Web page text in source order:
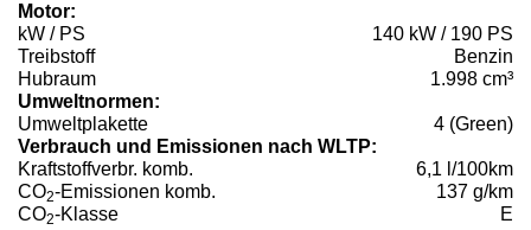
Motor:
kW / PS
140 kW / 190 PS
Treibstoff
Benzin
Hubraum
1.998 cm³
Umweltnormen:
Umweltplakette
4 (Green)
Verbrauch und Emissionen nach WLTP:
Kraftstoffverbr. komb.
6,1 l/100km
CO2-Emissionen komb.
137 g/km
CO2-Klasse E